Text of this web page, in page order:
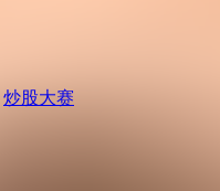
炒股大赛